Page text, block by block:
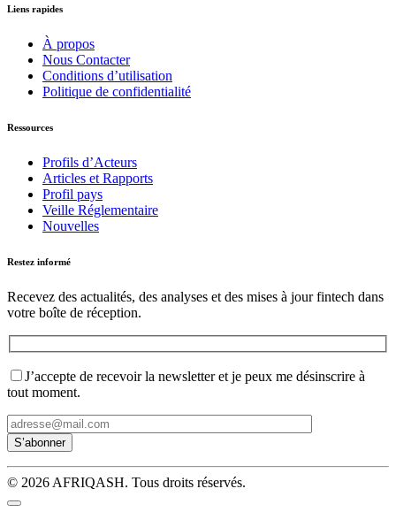
Liens rapides
À propos
Nous Contacter
Conditions d’utilisation
Politique de confidentialité
Ressources
Profils d’Acteurs
Articles et Rapports
Profil pays
Veille Réglementaire
Nouvelles
Restez informé
Recevez des actualités, des analyses et des mises à jour fintech dans
votre boîte de réception.
J’accepte de recevoir la newsletter et je peux me désinscrire à
tout moment.
© 2026 AFRIQASH. Tous droits réservés.